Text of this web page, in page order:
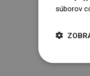
súborov